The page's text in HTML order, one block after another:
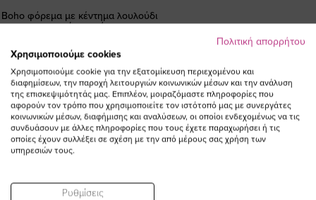
Boho φόρεμα με κέντημα λουλούδι
σε χρώμα μαύρο
(-10%)
Τιμή
50,00 €
ΕΓΓΡΑΦΕΙΤΕ ΣΤΟ NEWSLETTER
Πολιτική απορρήτου
Χρησιμοποιούμε cookies
Χρησιμοποιούμε cookie για την εξατομίκευση περιεχομένου και
διαφημίσεων, την παροχή λειτουργιών κοινωνικών μέσων και την ανάλυση
της επισκεψιμότητάς μας. Επιπλέον, μοιραζόμαστε πληροφορίες που
αφορούν τον τρόπο που χρησιμοποιείτε τον ιστότοπό μας με συνεργάτες
κοινωνικών μέσων, διαφήμισης και αναλύσεων, οι οποίοι ενδεχομένως να τις
συνδυάσουν με άλλες πληροφορίες που τους έχετε παραχωρήσει ή τις
οποίες έχουν συλλέξει σε σχέση με την από μέρους σας χρήση των
υπηρεσιών τους.
Ρυθμίσεις